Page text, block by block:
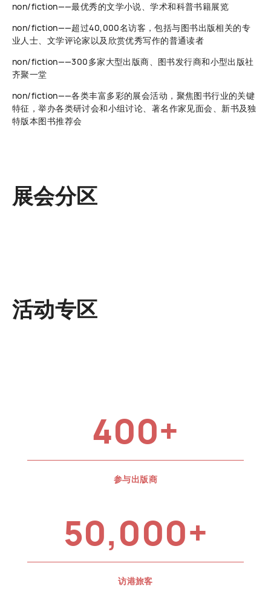
non/fiction——最优秀的文学小说、学术和科普书籍展览
non/fiction——超过40,000名访客，包括与图书出版相关的专
业人士、文学评论家以及欣赏优秀写作的普通读者
non/fiction——300多家大型出版商、图书发行商和小型出版社
齐聚一堂
non/fiction——各类丰富多彩的展会活动，聚焦图书行业的关键
特征，举办各类研讨会和小组讨论、著名作家见面会、新书及独
特版本图书推荐会
展会分区
活动专区
400+
参与出版商
50,000+
访港旅客